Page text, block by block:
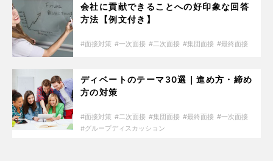
会社に貢献できることへの好印象な回答
方法【例文付き】
面接対策 一次面接 二次面接 集団面接 最終面接
ディベートのテーマ30選｜進め方・締め
方の対策
面接対策 二次面接 集団面接 最終面接
一次面接
グループディスカッション